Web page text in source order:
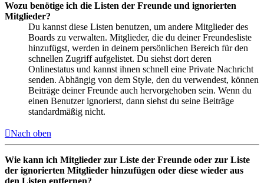
Wozu benötige ich die Listen der Freunde und ignorierten
Mitglieder?
Du kannst diese Listen benutzen, um andere Mitglieder des
Boards zu verwalten. Mitglieder, die du deiner Freundesliste
hinzufügst, werden in deinem persönlichen Bereich für den
schnellen Zugriff aufgelistet. Du siehst dort deren
Onlinestatus und kannst ihnen schnell eine Private Nachricht
senden. Abhängig von dem Style, den du verwendest, können
Beiträge deiner Freunde auch hervorgehoben sein. Wenn du
einen Benutzer ignorierst, dann siehst du seine Beiträge
standardmäßig nicht.
Nach oben
Wie kann ich Mitglieder zur Liste der Freunde oder zur Liste
der ignorierten Mitglieder hinzufügen oder diese wieder aus